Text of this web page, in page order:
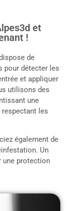
et
!
de
pour détecter les
et appliquer
utilisons des
une
les
également de
Un
une protection